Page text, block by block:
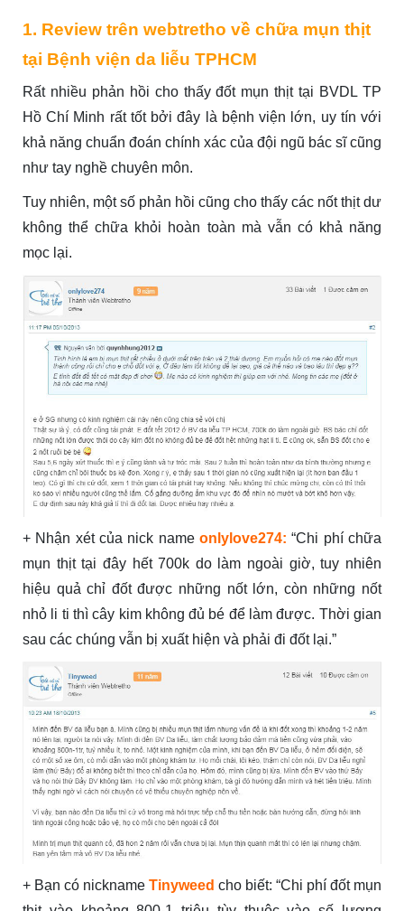
1. Review trên webtretho về chữa mụn thịt
tại Bệnh viện da liễu TPHCM
Rất nhiều phản hồi cho thấy đốt mụn thịt tại BVDL TP
Hồ Chí Minh rất tốt bởi đây là bệnh viện lớn, uy tín với
khả năng chuẩn đoán chính xác của đội ngũ bác sĩ cũng
như tay nghề chuyên môn.
Tuy nhiên, một số phản hồi cũng cho thấy các nốt thịt dư
không thể chữa khỏi hoàn toàn mà vẫn có khả năng
mọc lại.
+ Nhận xét của nick name onlylove274:“Chi phí chữa
mụn thịt tại đây hết 700k do làm ngoài giờ, tuy nhiên
hiệu quả chỉ đốt được những nốt lớn, còn những nốt
nhỏ li ti thì cây kim không đủ bé để làm được. Thời gian
sau các chúng vẫn bị xuất hiện và phải đi đốt lại.”
+ Bạn có nickname Tinyweed cho biết: “Chi phí đốt mụn